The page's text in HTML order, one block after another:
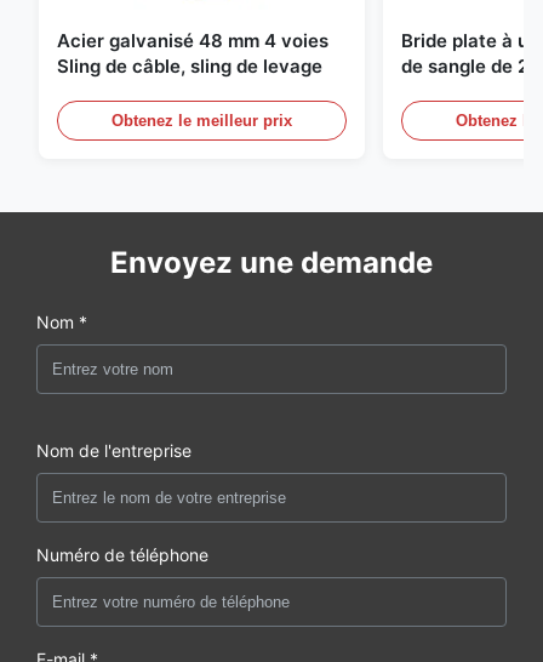
Acier galvanisé 48 mm 4 voies
Sling de câble, sling de levage
Obtenez le meilleur prix
Bride plate à
de sangle de 2
Obtenez
Envoyez une demande
Nom *
Nom de l'entreprise
Numéro de téléphone